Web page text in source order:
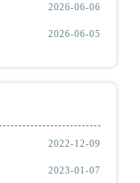
2026-06-06
2026-06-05
2022-12-09
2023-01-07